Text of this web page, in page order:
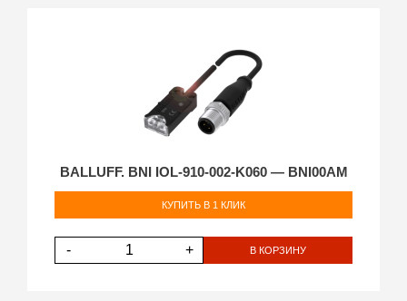
BALLUFF. BNI IOL-910-002-K060 — BNI00AM
КУПИТЬ В 1 КЛИК
- + В КОРЗИНУ